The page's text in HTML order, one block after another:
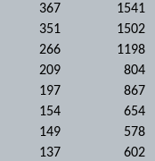
367
1541
351
1502
266
1198
209
804
197
867
154
654
149
578
137
602